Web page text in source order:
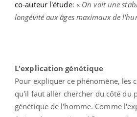
co-auteur l'étude: « On voit une
longévité aux âges maximaux de
L'explication génétique
Pour expliquer ce phénomène, les
qu'il faut aller chercher du côté du
génétique de l'homme. Comme